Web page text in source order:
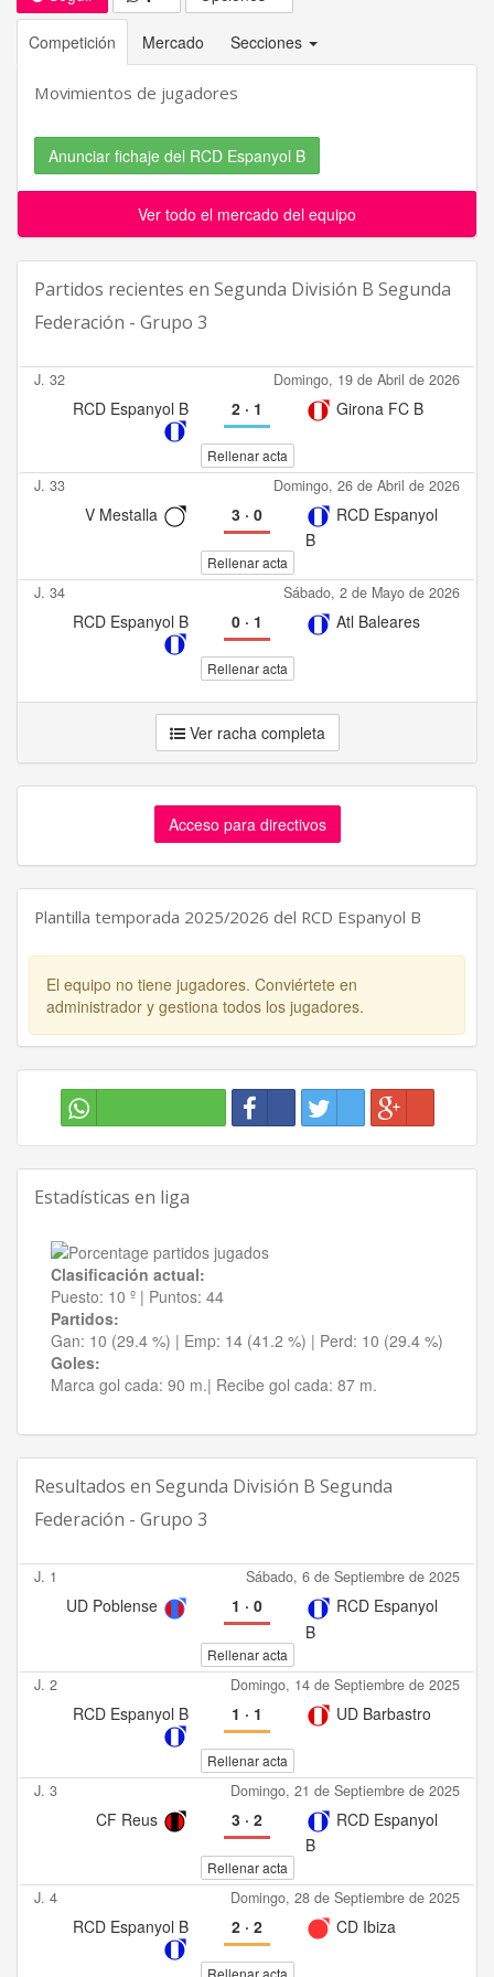
Competición Mercado Secciones
Movimientos de jugadores
Anunciar fichaje del RCD Espanyol B
Ver todo el mercado del equipo
Partidos recientes en Segunda División B Segunda
Federación - Grupo 3
J. 32 Domingo, 19 de Abril de 2026
RCD Espanyol B 2· 1 Girona FC B
Rellenar acta
J. 33 Domingo, 26 de Abril de 2026
V Mestalla 3· 0
RCD Espanyol
B
Rellenar acta
J. 34 Sábado, 2 de Mayo de 2026
RCD Espanyol B 0· 1 Atl Baleares
Rellenar acta
Ver racha completa
Acceso para directivos
Plantilla temporada 2025/2026 del RCD Espanyol B
El equipo no tiene jugadores. Conviértete en
administrador y gestiona todos los jugadores.
Estadísticas en liga
Clasificación actual:
Puesto: 10 º | Puntos: 44
Partidos:
Gan: 10 (29.4 %) | Emp: 14 (41.2 %) | Perd: 10 (29.4 %)
Goles:
Marca gol cada: 90 m.| Recibe gol cada: 87 m.
Resultados en Segunda División B Segunda
Federación - Grupo 3
J. 1 Sábado, 6 de Septiembre de 2025
UD Poblense 1 · 0
RCD Espanyol
B
Rellenar acta
J. 2 Domingo, 14 de Septiembre de 2025
RCD Espanyol B 1 · 1 UD Barbastro
Rellenar acta
J. 3 Domingo, 21 de Septiembre de 2025
CF Reus 3· 2
RCD Espanyol
B
Rellenar acta
J. 4 Domingo, 28 de Septiembre de 2025
RCD Espanyol B 2· 2 CD Ibiza
Rellenar acta